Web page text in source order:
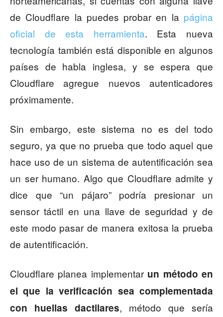
de Cloudflare la puedes probar en la página
oficial de esta herramienta. Esta nueva
tecnología también está disponible en algunos
países de habla inglesa, y se espera que
Cloudflare agregue nuevos autenticadores
próximamente.
Sin embargo, este sistema no es del todo
seguro, ya que no prueba que todo aquel que
hace uso de un sistema de autentificación sea
un ser humano. Algo que Cloudflare admite y
dice que “un pájaro” podría presionar un
sensor táctil en una llave de seguridad y de
este modo pasar de manera exitosa la prueba
de autentificación.
Cloudflare planea implementar un método en
el que la verificación sea complementada
con huellas dactilares, método que sería